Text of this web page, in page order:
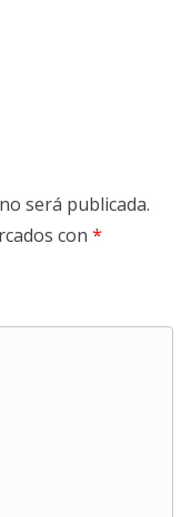
será publicada.
con *